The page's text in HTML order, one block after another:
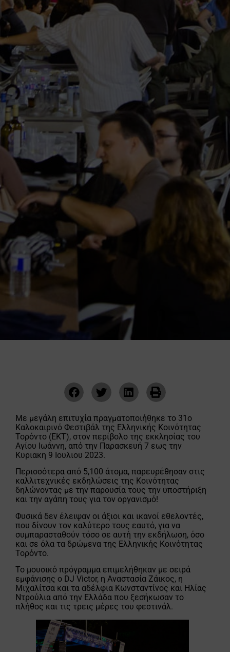
Με μεγάλη επιτυχία πραγματοποιήθηκε το 31ο
Καλοκαιρινό Φεστιβάλ της Ελληνικής Κοινότητας
Τορόντο (ΕΚΤ), στον περίβολο της εκκλησίας του
Αγίου Ιωάννη, από την Παρασκευή 7 εως την
Κυριακη 9 Ιουλιου 2023.
Περισσότερα από 5,100 άτομα, παρευρέθησαν στις
καλλιτεχνικές εκδηλώσεις της Κοινότητας
δηλώνοντας με την παρουσία τους την υποστήριξη
και την αγάπη τους για τον οργανισμό!
Φυσικά δεν έλειψαν οι άξιοι και ικανοί εθελοντές,
που δίνουν τον καλύτερο τους εαυτό, για να
συμπαρασταθούν τόσο σε αυτή την εκδήλωση, όσο
και σε όλα τα δρώμενα της Ελληνικής Κοινότητας
Τορόντο.
Το μουσικό πρόγραμμα επιμελήθηκαν με σειρά
εμφάνισης o DJ Victor, η Αναστασία Ζάικος, η
Μιχαλίτσα και τα αδέλφια Κωνσταντίνος και Ηλίας
Ντρούλια από την Ελλάδα που ξεσήκωσαν το
πλήθος και τις τρεις μέρες του φεστινάλ.